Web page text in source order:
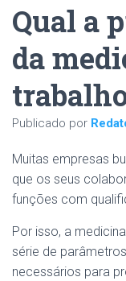
Qual a
da
Publicado por
Muitas empresas
que os seus
funções com
Por isso, a
série de
necessários para